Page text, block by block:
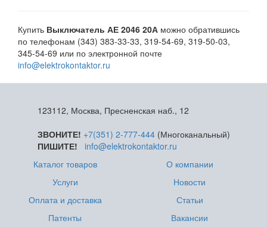
Купить Выключатель АЕ 2046 20А можно обратившись
по телефонам (343) 383-33-33, 319-54-69, 319-50-03,
345-54-69 или по электронной почте
info@elektrokontaktor.ru
123112, Москва, Пресненская наб., 12
ЗВОНИТЕ! +7(351) 2-777-444(Многоканальный)
ПИШИТЕ!
info@elektrokontaktor.ru
Каталог товаров
Услуги
Оплата и доставка
Патенты
О компании
Новости
Статьи
Вакансии